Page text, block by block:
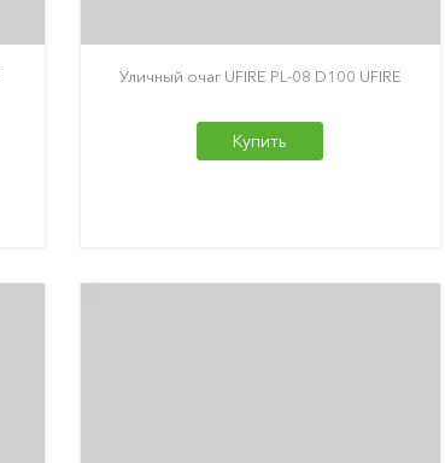
Уличный очаг UFIRE PL-08 D100 UFIRE
Купить